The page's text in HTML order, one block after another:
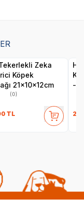
Zeka
Köpek
21x10x12cm
(0)
TL
-